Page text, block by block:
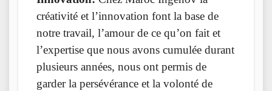
créativité et l’innovation font la base de
notre travail, l’amour de ce qu’on fait et
l’expertise que nous avons cumulée durant
plusieurs années, nous ont permis de
garder la persévérance et la volonté de